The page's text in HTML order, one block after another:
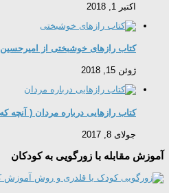
اکتبر 1, 2018
کتاب رازهای خوشبختی از
ژوئن 15, 2018
کتاب رازهایی درباره مردان ( آنچه
جولای 8, 2017
آموزش مقابله با زورگویی به کودکان